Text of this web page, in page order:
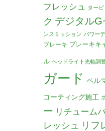
フレッシュ
タービ
ク デジタル
ンスミッション パワー
ブレーキ ブレーキキ
ル ヘッドライト光軸調
ガード ペル
コーティング施工
ー リチューム
レッシュ
リフ